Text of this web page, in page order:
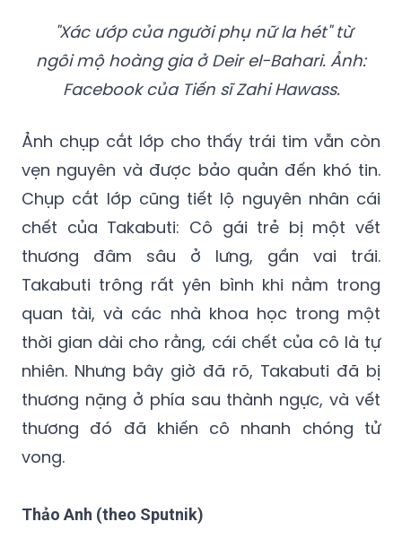
"Xác ướp của người phụ nữ la hét" từ
ngôi mộ hoàng gia ở Deir el-Bahari. Ảnh:
Facebook của Tiến sĩ Zahi Hawass.
Ảnh chụp cắt lớp cho thấy trái tim vẫn còn
vẹn nguyên và được bảo quản đến khó tin.
Chụp cắt lớp cũng tiết lộ nguyên nhân cái
chết của Takabuti: Cô gái trẻ bị một vết
thương đâm sâu ở lưng, gần vai trái.
Takabuti trông rất yên bình khi nằm trong
quan tài, và các nhà khoa học trong một
thời gian dài cho rằng, cái chết của cô là tự
nhiên. Nhưng bây giờ đã rõ, Takabuti đã bị
thương nặng ở phía sau thành ngực, và vết
thương đó đã khiến cô nhanh chóng tử
vong.
Thảo Anh (theo Sputnik)